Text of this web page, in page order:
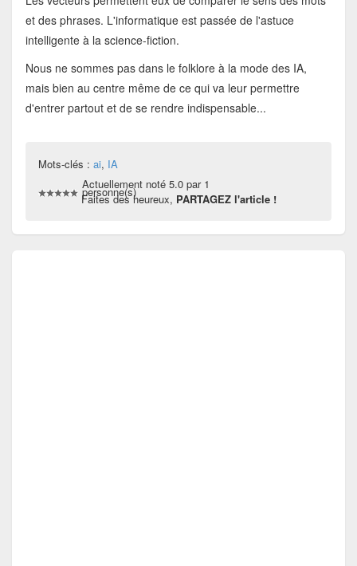
et des phrases. L'informatique est passée de l'astuce
intelligente à la science-fiction.
Nous ne sommes pas dans le folklore à la mode des IA,
mais bien au centre même de ce qui va leur permettre
d'entrer partout et de se rendre indispensable...
Mots-clés : ai, IA
Actuellement noté 5.0 par 1
personne(s)
Faites des heureux, PARTAGEZ l'article !